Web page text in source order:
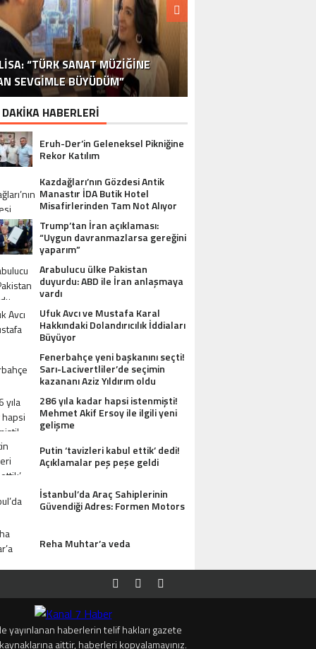
“TÜRK SANAT MÜZIĞINE
SEVGIMLE BÜYÜDÜM”
İSPANYA SAĞLIK TURIZMINDE 2026
HEDEFLERINI BÜYÜTÜYOR
DR. ALI YÜKSELOĞLU, TÜRKIYE’NIN
2026 SAĞLIK TURIZMI VIZYONUNU
AÇIKLADI
“YAPIMCI MUSTAFA USLU HAKKINDA
SUÇ DUYURUSU”
YÖNETMEN MURAT UYGUR’DAN
ULUSLARARASI AKSIYON FILMI
YAPIMCI MUSTAFA USLU VE EŞI
HAKKINDA UYUŞTURUCU ŞIKÂYETI
İSTANBUL’DAN BINGÖL’E 3 MILYON
TL’LIK GÖNÜL KÖPRÜSÜ
TURIZM SEKTÖRÜNÜN DENEYIMLI
İSMI: FATIH ERSÜ
MUSTAFA USLU HAKKINDAKI
SORUŞTURMADA SESSIZLIK TEPKI
ÇEKIYOR
OYUNCU SINAN ÇALIŞKANOĞLU
KARAKOLLUK OLDU
HABERLERİ
Eruh-Der’in Geleneksel Pikniğine
Rekor Katılım
Kazdağları’nın Gözdesi Antik
Manastır İDA Butik Hotel
Misafirlerinden Tam Not Alıyor
Trump’tan İran açıklaması:
“Uygun davranmazlarsa gereğini
yaparım”
Arabulucu ülke Pakistan
duyurdu: ABD ile İran anlaşmaya
vardı
Ufuk Avcı ve Mustafa Karal
Hakkındaki Dolandırıcılık İddiaları
Büyüyor
Fenerbahçe yeni başkanını seçti!
Sarı-Lacivertliler’de seçimin
kazananı Aziz Yıldırım oldu
286 yıla kadar hapsi istenmişti!
Mehmet Akif Ersoy ile ilgili yeni
gelişme
Putin ‘tavizleri kabul ettik’ dedi!
Açıklamalar peş peşe geldi
İstanbul’da Araç Sahiplerinin
Güvendiği Adres: Formen Motors
Reha Muhtar’a veda
yayınlanan haberlerin telif hakları gazete
aittir, haberleri kopyalamayınız.